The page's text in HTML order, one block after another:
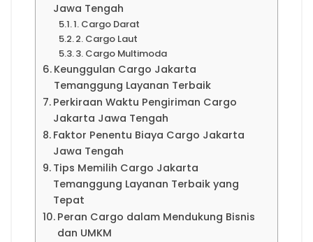
Jawa Tengah
1. Cargo Darat
2. Cargo Laut
3. Cargo Multimoda
Keunggulan Cargo Jakarta
Temanggung Layanan Terbaik
Perkiraan Waktu Pengiriman Cargo
Jakarta Jawa Tengah
Faktor Penentu Biaya Cargo Jakarta
Jawa Tengah
Tips Memilih Cargo Jakarta
Temanggung Layanan Terbaik yang
Tepat
Peran Cargo dalam Mendukung Bisnis
dan UMKM